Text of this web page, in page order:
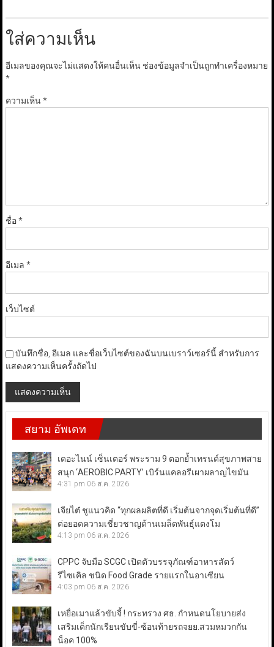
ใส่ความเห็น
อีเมลของคุณจะไม่แสดงให้คนอื่นเห็น ช่องข้อมูลจำเป็นถูกทำเครื่องหมาย
*
ความเห็น*
ชื่อ*
อีเมล *
เว็บไซต์
บันทึกชื่อ, อีเมล และชื่อเว็บไซต์ของฉันบนเบราว์เซอร์นี้ สำหรับการ
แสดงความเห็นครั้งถัดไป
สยาม อัพเดท
เดอะไนน์ เซ็นเตอร์ พระราม 9 ตอกย้ำเทรนด์สุขภาพสาย
สนุก ‘AEROBIC PARTY’ เบิร์นแคลอรีเผาผลาญไขมัน
4:31 pm 06 ส.ค. 2026
เจียไต๋ ชูแนวคิด “ทุกผลผลิตที่ดี เริ่มต้นจากจุดเริ่มต้นที่ดี”
ต่อยอดความเชี่ยวชาญด้านเมล็ดพันธุ์แตงโม
4:13 pm 06 ส.ค. 2026
CPPC จับมือ SCGC เปิดตัวบรรจุภัณฑ์อาหารสัตว์
รีไซเคิล ชนิด Food Grade รายแรกในอาเซียน
4:03 pm 06 ส.ค. 2026
เหยื่อเมาแล้วขับจี้ ! กระทรวง ศธ. กำหนดนโยบายส่ง
เสริมเด็กนักเรียนขับขี่-ซ้อนท้ายรถจยย.สวมหมวกกัน
น็อค 100%